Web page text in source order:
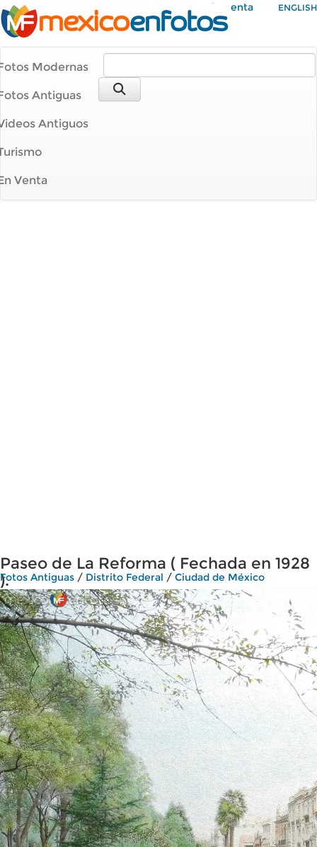
Mi Cuenta ENGLISH
Modernas
Antiguas
Antiguos
Venta
Paseo de La Reforma ( Fechada en 1928
).
Fotos Antiguas / Distrito Federal / Ciudad de México